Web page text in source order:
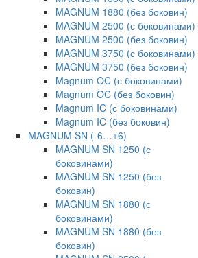
MAGNUM 1880 (без боковин)
MAGNUM 2500 (с боковинами)
MAGNUM 2500 (без боковин)
MAGNUM 3750 (с боковинами)
MAGNUM 3750 (без боковин)
Magnum OC (с боковинами)
Magnum OC (без боковин)
Magnum IC (с боковинами)
Magnum IC (без боковин)
MAGNUM SN (-6…+6)
MAGNUM SN 1250 (с
боковинами)
MAGNUM SN 1250 (без
боковин)
MAGNUM SN 1880 (с
боковинами)
MAGNUM SN 1880 (без
боковин)